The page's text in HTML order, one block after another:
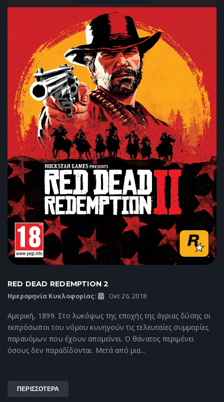
RED DEAD REDEMPTION 2
Ημερομηνία Κυκλοφορίας: Οκτ 26, 2018
Αμερική, 1899. Στο λυκόφως της εποχής της άγριας δύσης οι
εκπρόσωποι του νόμου κυνηγούν τις τελευταίες συμμορίες
παρανόμων που έχουν απομείνει. Ο θάνατος περιμένει
όσους δεν παραδίδονται. Μετά από μια...
ΠΕΡΙΣΣΟΤΕΡΑ